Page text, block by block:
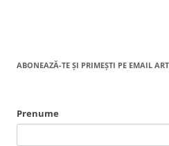
ABONEAZĂ-TE ȘI PRIMEȘTI PE EMAIL
Prenume